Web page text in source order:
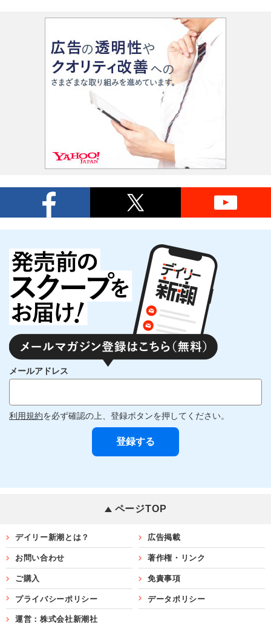
メールアドレス
利用規約を必ず確認の上、登録ボタンを押してください。
ページTOP
デイリー新潮とは？ 広告掲載
お問い合わせ 著作権・リンク
ご購入 免責事項
プライバシーポリシー データポリシー
運営：株式会社新潮社